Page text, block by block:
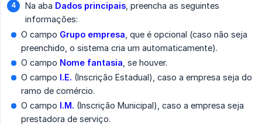
Na aba Dados principais , preencha as seguintes
informações:
O campo Grupo empresa , que é opcional (caso não seja
preenchido, o sistema cria um automaticamente).
O campo Nome fantasia , se houver.
O campo I.E. (Inscrição Estadual), caso a empresa seja do
ramo de comércio.
O campo I.M. (Inscrição Municipal), caso a empresa seja
prestadora de serviço.